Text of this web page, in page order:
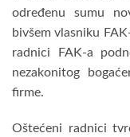
određenu sumu
bivšem vlasniku
radnici FAK-a
nezakonitog
firme.
Oštećeni radnici